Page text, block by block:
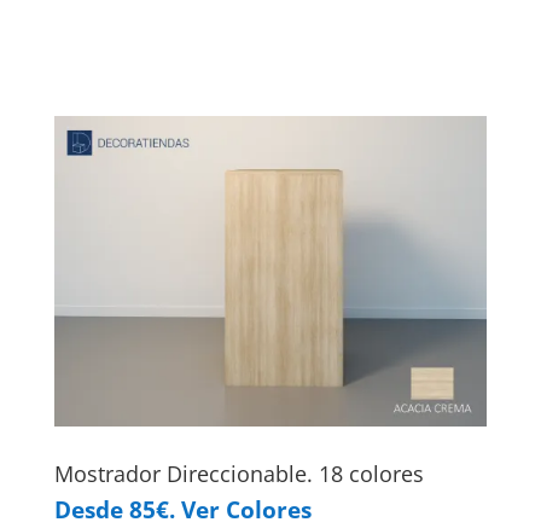
Mostrador Direccionable. 18 colores
Desde 85€. Ver Colores